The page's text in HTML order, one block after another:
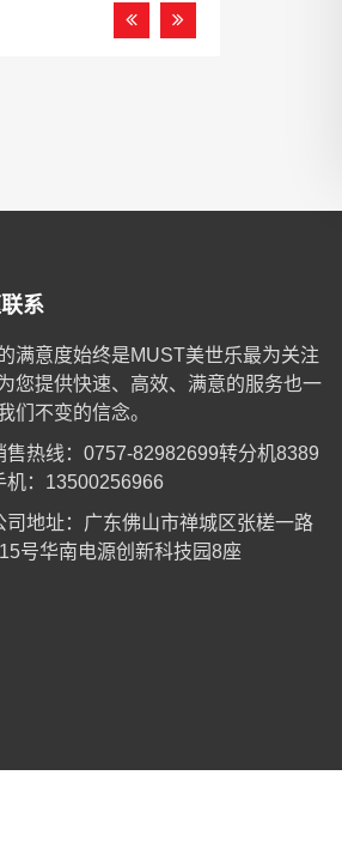
系
满意度始终是MUST美世乐最为关注
您提供快速、高效、满意的服务也一
们不变的信念。
售热线：0757-82982699转分机8389
机：13500256966
司地址：广东佛山市禅城区张槎一路
号华南电源创新科技园8座